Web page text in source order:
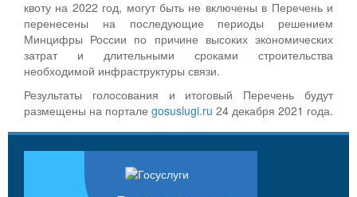
квоту на 2022 год, могут быть не включены в Перечень и
перенесены на последующие периоды решением
Минцифры России по причине высоких экономических
затрат и длительными сроками строительства
необходимой инфраструктуры связи.
Результаты голосования и итоговый Перечень будут
размещены на портале gosuslugi.ru 24 декабря 2021 года.